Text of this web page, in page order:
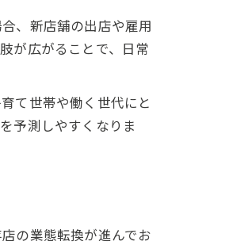
、新店舗の出店や雇用
が広がることで、日常
て世帯や働く世代にと
予測しやすくなりま
の業態転換が進んでお